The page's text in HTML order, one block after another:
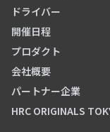
ドライバー
開催日程
プロダクト
会社概要
パートナー企業
HRC ORIGINALS